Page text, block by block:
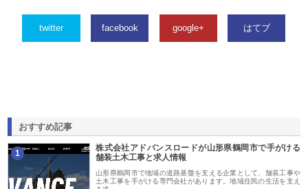
twitter facebook google+ はてブ
おすすめ記事
1
株式会社アドバンスロードが山形県鶴岡市で手がける
舗装土木工事と求人情報
山形県鶴岡市で地域の道路基盤を支える企業として、舗装工事や
土木工事を手がける専門会社があります。地域住民の生活を支え